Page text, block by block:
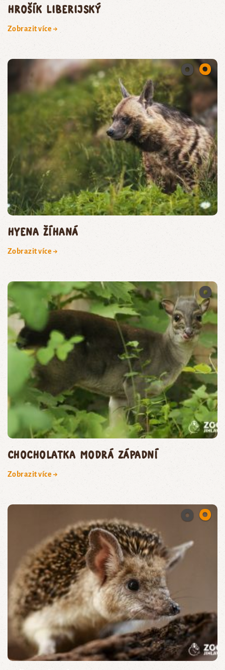
hrošík liberijský
Zobrazit více →
hyena žíhaná
Zobrazit více →
Chocholatka modrá západní
Zobrazit více →